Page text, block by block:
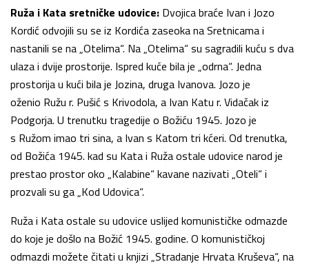
Ruža i Kata sretničke udovice: Dvojica braće Ivan i Jozo
Kordić odvojili su se iz Kordića zaseoka na Sretnicama i
nastanili se na „Otelima“. Na „Otelima“ su sagradili kuću s dva
ulaza i dvije prostorije. Ispred kuće bila je „odrna“. Jedna
prostorija u kući bila je Jozina, druga Ivanova. Jozo je
oženio Ružu r. Pušić s Krivodola, a Ivan Katu r. Vidačak iz
Podgorja. U trenutku tragedije o Božiću 1945. Jozo je
s Ružom imao tri sina, a Ivan s Katom tri kćeri. Od trenutka,
od Božića 1945. kad su Kata i Ruža ostale udovice narod je
prestao prostor oko „Kalabine“ kavane nazivati „Oteli“ i
prozvali su ga „Kod Udovica“.
Ruža i Kata ostale su udovice uslijed komunističke odmazde
do koje je došlo na Božić 1945. godine. O komunističkoj
odmazdi možete čitati u knjizi „Stradanje Hrvata Kruševa“, na